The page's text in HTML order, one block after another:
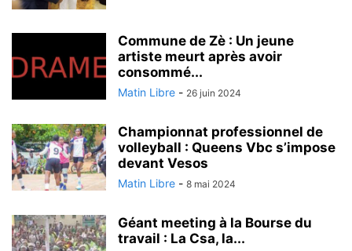
Commune de Zè : Un jeune
artiste meurt après avoir
consommé...
Matin Libre - 26 juin 2024
Championnat professionnel de
volleyball : Queens Vbc s’impose
devant Vesos
Matin Libre - 8 mai 2024
Géant meeting à la Bourse du
travail : La Csa, la...